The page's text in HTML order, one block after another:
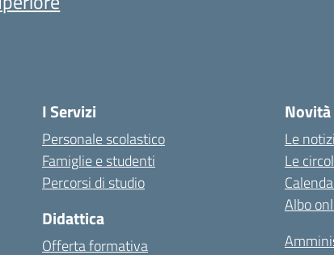
I Servizi
Personale scolastico
Famiglie e studenti
Percorsi di studio
Didattica
Offerta formativa
Novità
Le
Le
Albo